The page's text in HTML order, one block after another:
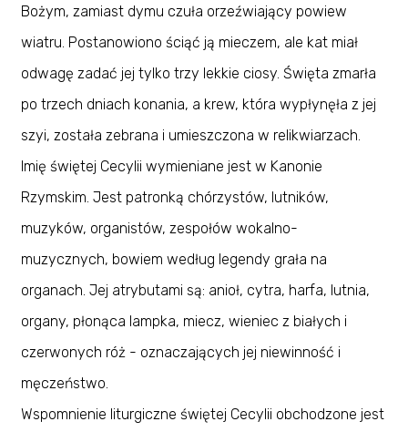
Bożym, zamiast dymu czuła orzeźwiający powiew
wiatru. Postanowiono ściąć ją mieczem, ale kat miał
odwagę zadać jej tylko trzy lekkie ciosy. Święta zmarła
po trzech dniach konania, a krew, która wypłynęła z jej
szyi, została zebrana i umieszczona w relikwiarzach.
Imię świętej Cecylii wymieniane jest w Kanonie
Rzymskim. Jest patronką chórzystów, lutników,
muzyków, organistów, zespołów wokalno-
muzycznych, bowiem według legendy grała na
organach. Jej atrybutami są: anioł, cytra, harfa, lutnia,
organy, płonąca lampka, miecz, wieniec z białych i
czerwonych róż - oznaczających jej niewinność i
męczeństwo.
Wspomnienie liturgiczne świętej Cecylii obchodzone jest